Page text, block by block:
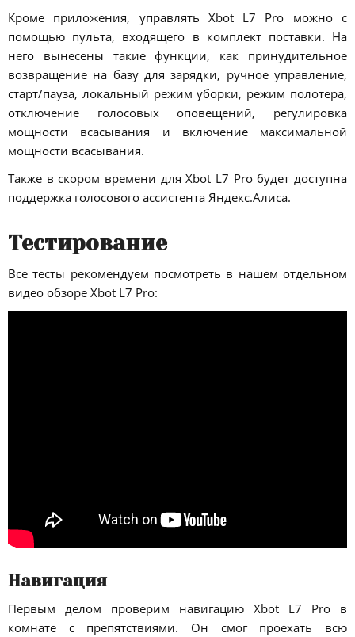
Кроме приложения, управлять Xbot L7 Pro можно с
помощью пульта, входящего в комплект поставки. На
него вынесены такие функции, как принудительное
возвращение на базу для зарядки, ручное управление,
старт/пауза, локальный режим уборки, режим полотера,
отключение голосовых оповещений, регулировка
мощности всасывания и включение максимальной
мощности всасывания.
Также в скором времени для Xbot L7 Pro будет доступна
поддержка голосового ассистента Яндекс.Алиса.
Тестирование
Все тесты рекомендуем посмотреть в нашем отдельном
видео обзоре Xbot L7 Pro:
Навигация
Первым делом проверим навигацию Xbot L7 Pro в
комнате с препятствиями. Он смог проехать всю